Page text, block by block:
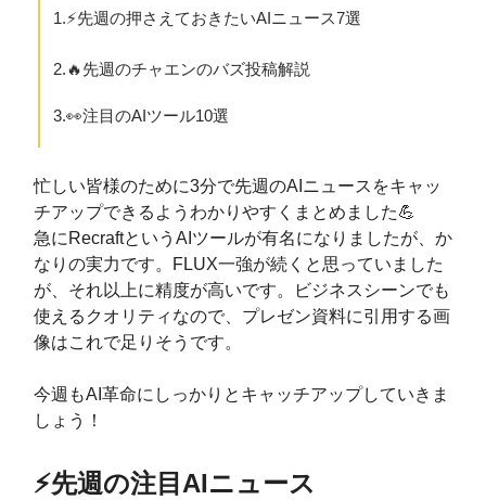
1.⚡️先週の押さえておきたいAIニュース7選
2.🔥先週のチャエンのバズ投稿解説
3.👀注目のAIツール10選
忙しい皆様のために3分で先週のAIニュースをキャッ
チアップできるようわかりやすくまとめました💪
急にRecraftというAIツールが有名になりましたが、か
なりの実力です。FLUX一強が続くと思っていました
が、それ以上に精度が高いです。ビジネスシーンでも
使えるクオリティなので、プレゼン資料に引用する画
像はこれで足りそうです。
今週もAI革命にしっかりとキャッチアップしていきま
しょう！
⚡️先週の注目AIニュース